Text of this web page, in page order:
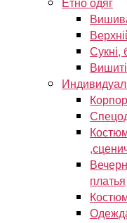
Сукні,
платья